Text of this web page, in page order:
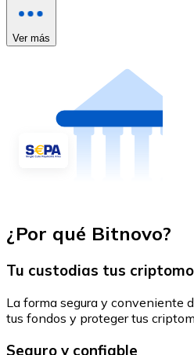
Ver más
¿Por qué Bitnovo?
Tu custodias tus
La forma segura y conveniente
tus fondos y proteger tus
Seguro y confiable